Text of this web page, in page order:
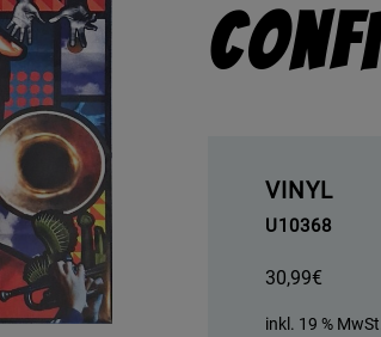
VINYL
U10368
30,99€
inkl. 19 %